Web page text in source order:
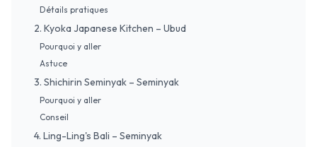
Détails pratiques
2. Kyoka Japanese Kitchen – Ubud
Pourquoi y aller
Astuce
3. Shichirin Seminyak – Seminyak
Pourquoi y aller
Conseil
4. Ling-Ling's Bali – Seminyak